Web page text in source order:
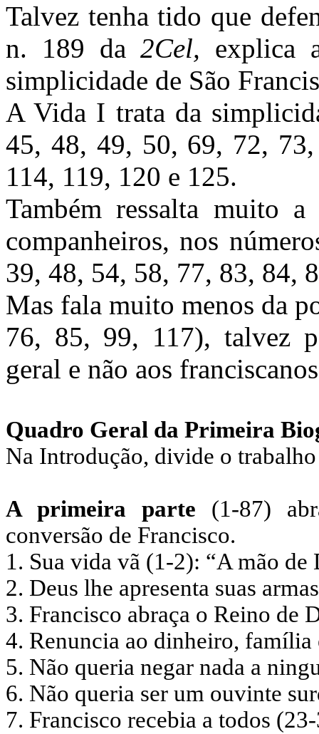
Talvez tenha tido que
n. 189 da2Cel, explica
simplicidade de São
A Vida I trata da
45, 48, 49, 50, 69, 72,
114, 119, 120 e 125.
Também ressalta muito
companheiros, nos
39, 48, 54, 58, 77, 83, 84,
Mas fala muito menos da
76, 85, 99, 117), talvez
geral e não aos
Quadro Geral da Primeira
Na Introdução, divide o trabalho
A primeira parte (1-87)
conversão de Francisco.
1. Sua vida vã (1-2): “A mão
2. Deus lhe apresenta suas
3. Francisco abraça o Reino de
4. Renuncia ao dinheiro, família
5. Não queria negar nada a
6. Não queria ser um ouvinte
7. Francisco recebia a todos